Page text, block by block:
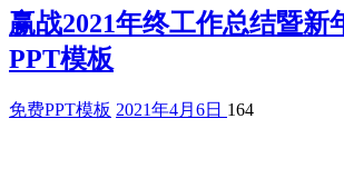
赢战2021年终工作总结暨新
PPT模板
免费PPT模板 2021年4月6日 164